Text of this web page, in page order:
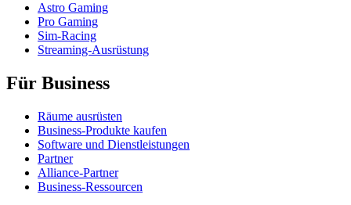
Astro Gaming
Pro Gaming
Sim-Racing
Streaming-Ausrüstung
Für Business
Räume ausrüsten
Business-Produkte kaufen
Software und Dienstleistungen
Partner
Alliance-Partner
Business-Ressourcen